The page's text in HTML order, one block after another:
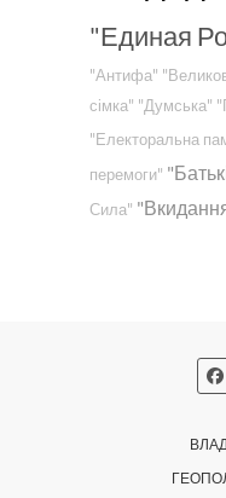
"Единая
"Антифа"
сімка" "Думська"
"Електоральна
перемоги"
Сила"